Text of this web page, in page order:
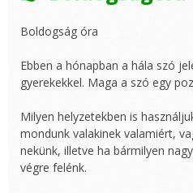
Boldogság óra
Ebben a hónapban a hála szó
gyerekekkel. Maga a szó egy
Milyen helyzetekben is
mondunk valakinek valamiért,
nekünk, illetve ha bármilyen
végre felénk.